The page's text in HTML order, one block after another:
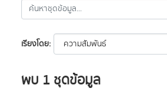
เรียงโดย
พบ 1 ชุดข้อมูล